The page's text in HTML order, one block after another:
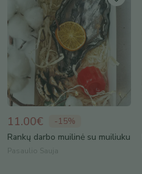
11.00€ -15%
Rankų darbo muilinė su muiliuku
Pasaulio Sauja